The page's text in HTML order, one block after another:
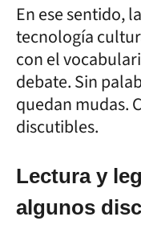
En ese sentido,
tecnología
con el
debate. Sin
quedan mudas.
discutibles.
Lectura y
algunos